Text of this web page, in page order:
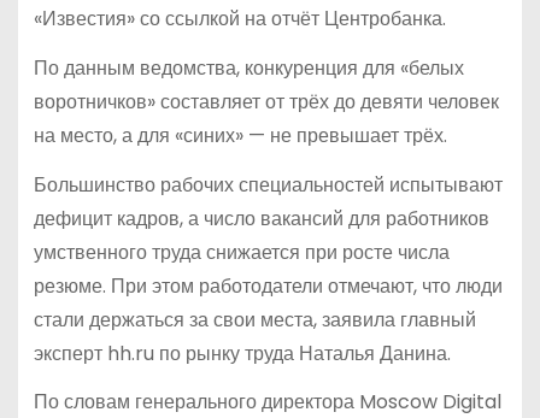
«Известия» со ссылкой на отчёт Центробанка.
По данным ведомства, конкуренция для «белых
воротничков» составляет от трёх до девяти человек
на место, а для «синих» — не превышает трёх.
Большинство рабочих специальностей испытывают
дефицит кадров, а число вакансий для работников
умственного труда снижается при росте числа
резюме. При этом работодатели отмечают, что люди
стали держаться за свои места, заявила главный
эксперт hh.ru по рынку труда Наталья Данина.
По словам генерального директора Moscow Digital